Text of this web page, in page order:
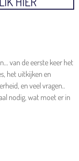
van de eerste keer het
het uitkijken en
en veel vragen..
nodig, wat moet er in